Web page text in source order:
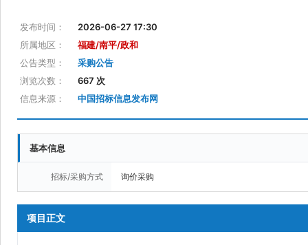
发布时间：
2026-06-27 17:30
所属地区：
福建/南平/政和
公告类型：
采购公告
浏览次数：
667 次
信息来源：
中国招标信息发布网
基本信息
招标/采购方式 询价采购
项目正文